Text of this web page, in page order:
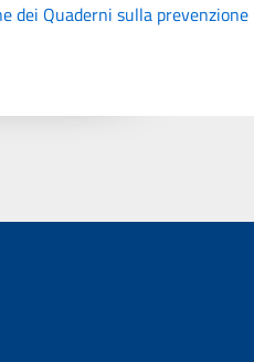
dei Quaderni sulla prevenzione